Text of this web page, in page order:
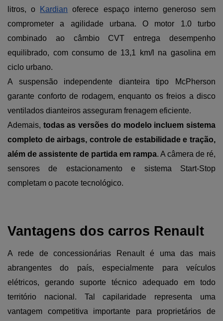
litros, o
Kardian oferece espaço interno generoso sem
comprometer a agilidade urbana. O motor 1.0 turbo
combinado ao câmbio CVT entrega desempenho
equilibrado, com consumo de 13,1 km/l na gasolina em
ciclo urbano.
A suspensão independente dianteira tipo McPherson
garante conforto de rodagem, enquanto os freios a disco
ventilados dianteiros asseguram frenagem eficiente.
Ademais, todas as versões do modelo incluem sistema
completo de airbags, controle de estabilidade e tração,
além de assistente de partida em rampa. A câmera de ré,
sensores de estacionamento e sistema Start-Stop
completam o pacote tecnológico.
Vantagens dos carros Renault
A rede de concessionárias Renault é uma das mais
abrangentes do país, especialmente para veículos
elétricos, gerando suporte técnico adequado em todo
território nacional. Tal capilaridade representa uma
vantagem competitiva importante para proprietários de